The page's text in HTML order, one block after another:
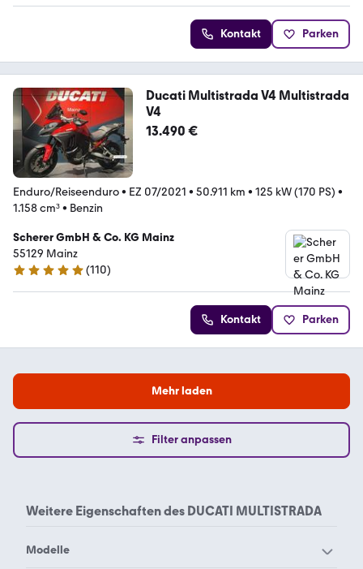
Kontakt Parken
Ducati Multistrada V4 Multistrada
V4
13.490 €
Enduro/Reiseenduro• EZ 07/2021 • 50.911 km • 125 kW (170 PS) •
1.158 cm³• Benzin
Scherer GmbH & Co. KG Mainz
55129 Mainz
4.9 Sterne
(110)
Kontakt Parken
Mehr laden
Filter anpassen
Weitere Eigenschaften des DUCATI MULTISTRADA
Modelle